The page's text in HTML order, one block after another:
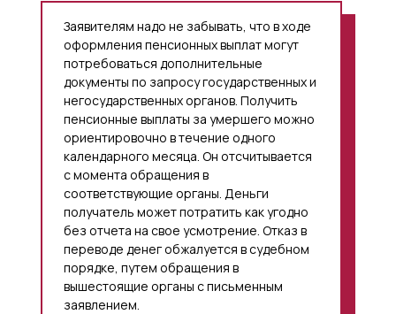
Заявителям надо не забывать, что в ходе
оформления пенсионных выплат могут
потребоваться дополнительные
документы по запросу государственных и
негосударственных органов. Получить
пенсионные выплаты за умершего можно
ориентировочно в течение одного
календарного месяца. Он отсчитывается
с момента обращения в
соответствующие органы. Деньги
получатель может потратить как угодно
без отчета на свое усмотрение. Отказ в
переводе денег обжалуется в судебном
порядке, путем обращения в
вышестоящие органы с письменным
заявлением.